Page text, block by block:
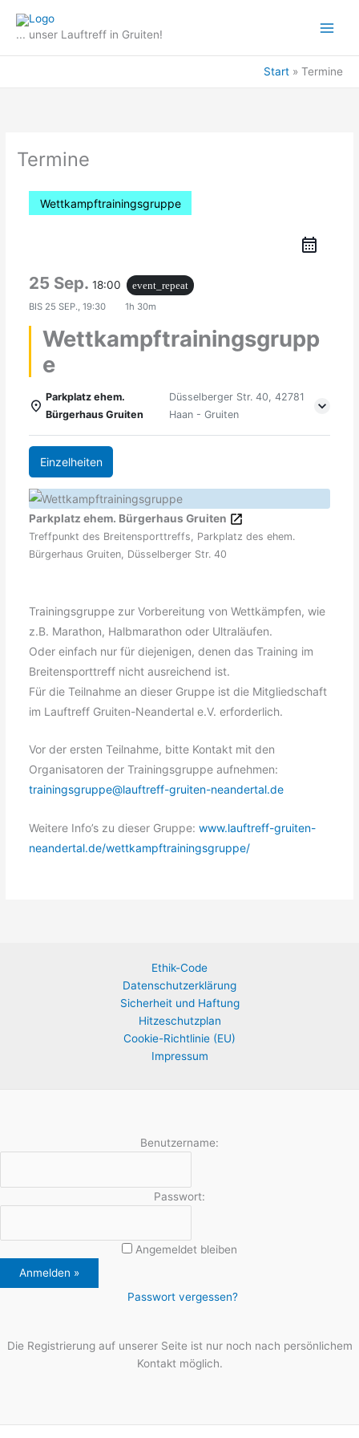
Inhalt
... unser Lauftreff in Gruiten!
Start Termine
Termine
Wettkampftrainingsgruppe
25 Sep.18:00
event_repeat
BIS 25 SEP., 19:30 1h 30m
Wettkampftrainingsgrupp
e
Parkplatz ehem.
Bürgerhaus Gruiten
Düsselberger Str. 40, 42781
Haan - Gruiten
Einzelheiten
Parkplatz ehem. Bürgerhaus Gruiten
Treffpunkt des Breitensporttreffs, Parkplatz des ehem.
Bürgerhaus Gruiten, Düsselberger Str. 40
Trainingsgruppe zur Vorbereitung von Wettkämpfen, wie
z.B. Marathon, Halbmarathon oder Ultraläufen.
Oder einfach nur für diejenigen, denen das Training im
Breitensporttreff nicht ausreichend ist.
Für die Teilnahme an dieser Gruppe ist die Mitgliedschaft
im Lauftreff Gruiten-Neandertal e.V. erforderlich.
Vor der ersten Teilnahme, bitte Kontakt mit den
Organisatoren der Trainingsgruppe aufnehmen:
trainingsgruppe@lauftreff-gruiten-neandertal.de
Weitere Info’s zu dieser Gruppe:www.lauftreff-gruiten-
neandertal.de/wettkampftrainingsgruppe/
Ethik-Code
Datenschutzerklärung
Sicherheit und Haftung
Hitzeschutzplan
Cookie-Richtlinie (EU)
Impressum
Benutzername:
Passwort:
Angemeldet bleiben
Passwort vergessen?
Die Registrierung auf unserer Seite ist nur noch nach persönlichem
Kontakt möglich.